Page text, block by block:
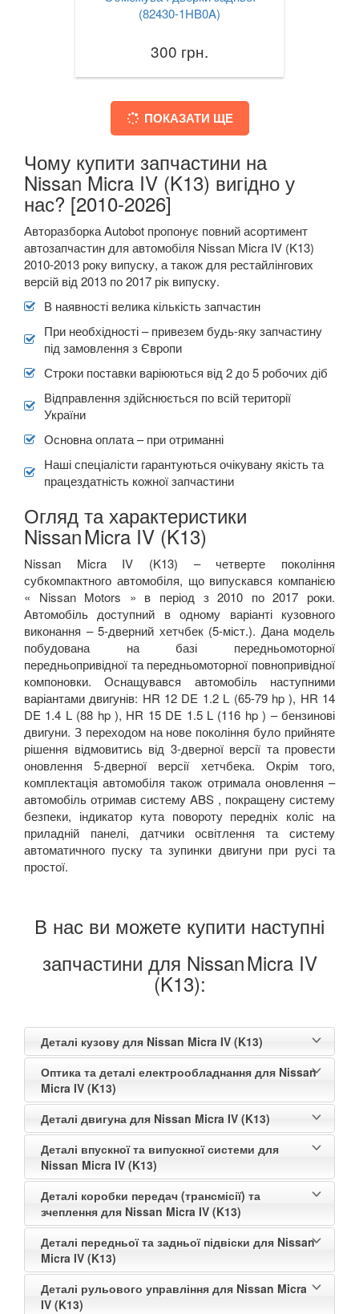
(82430-1HB0A)
300 грн.
ПОКАЗАТИ ЩЕ
Чому купити запчастини на
Nissan Micra IV (K13) вигідно у
нас? [2010-2026]
Авторазборка Autobot пропонує повний асортимент
автозапчастин для автомобіля Nissan Micra IV (K13)
2010-2013 року випуску, а також для рестайлінгових
версій від 2013 по 2017 рік випуску.
В наявності велика кількість запчастин
При необхідності – привезем будь-яку запчастину
під замовлення з Європи
Строки поставки варіюються від 2 до 5 робочих діб
Відправлення здійснюється по всій території
України
Основна оплата – при отриманні
Наші спеціалісти гарантуються очікувану якість та
працездатність кожної запчастини
Огляд та характеристики
NissanMicra IV (K13)
Nissan Micra IV (K13) – четверте покоління
субкомпактного автомобіля, що випускався компанією
« Nissan Motors » в період з 2010 по 2017 роки.
Автомобіль доступний в одному варіанті кузовного
виконання – 5-дверний хетчбек (5-міст.). Дана модель
побудована на базі передньомоторної
передньопривідної та передньомоторної повнопривідної
компоновки. Оснащувався автомобіль наступними
варіантами двигунів: HR 12 DE 1.2 L (65-79 hp ), HR 14
DE 1.4 L (88 hp ), HR 15 DE 1.5 L (116 hp ) – бензинові
двигуни. З переходом на нове покоління було прийняте
рішення відмовитись від 3-дверної версії та провести
оновлення 5-дверної версії хетчбека. Окрім того,
комплектація автомобіля також отримала оновлення –
автомобіль отримав систему ABS , покращену систему
безпеки, індикатор кута повороту передніх коліс на
приладній панелі, датчики освітлення та систему
автоматичного пуску та зупинки двигуни при русі та
простої.
В нас ви можете купити наступні
запчастини для NissanMicra IV
(K13):
Деталі кузову для Nissan Micra IV (K13)
Оптика та деталі електрообладнання для Nissan
Micra IV (K13)
Деталі двигуна для Nissan Micra IV (K13)
Деталі впускної та випускної системи для
Nissan Micra IV (K13)
Деталі коробки передач (трансмісії) та
зчеплення для Nissan Micra IV (K13)
Деталі передньої та задньої підвіски для Nissan
Micra IV (K13)
Деталі рульового управління для Nissan Micra
IV (K13)